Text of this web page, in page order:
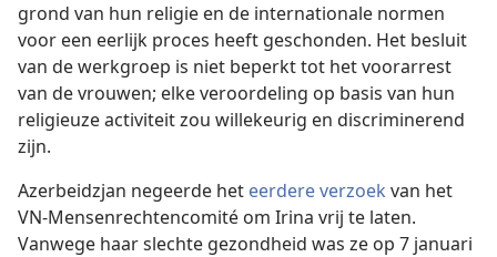
grond van hun religie en de internationale normen
voor een eerlijk proces heeft geschonden. Het besluit
van de werkgroep is niet beperkt tot het voorarrest
van de vrouwen; elke veroordeling op basis van hun
religieuze activiteit zou willekeurig en discriminerend
zijn.
Azerbeidzjan negeerde het eerdere verzoek van het
VN-Mensenrechtencomité om Irina vrij te laten.
Vanwege haar slechte gezondheid was ze op 7 januari